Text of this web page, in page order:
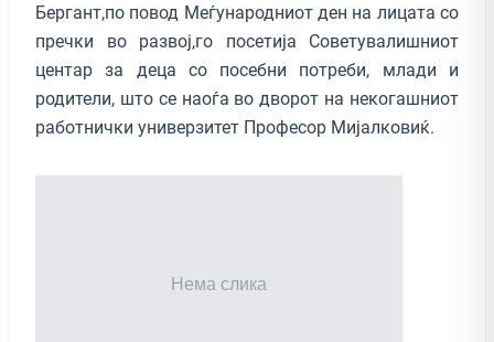
Бергант,по повод Меѓународниот ден на лицата со
пречки во развој,го посетија Советувалишниот
центар за деца со посебни потреби, млади и
родители, што се наоѓа во дворот на некогашниот
работнички универзитет Професор Мијалковиќ.